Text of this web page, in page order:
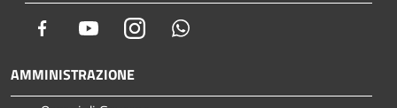
Facebook YoutubeInstagram
AMMINISTRAZIONE